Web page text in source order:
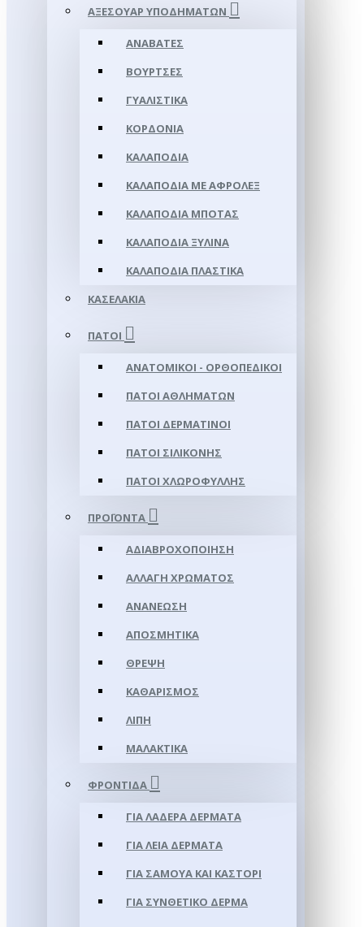
ΑΞΕΣΟΥΑΡ ΥΠΟΔΗΜΆΤΩΝ
ΑΝΑΒΆΤΕΣ
ΒΟΎΡΤΣΕΣ
ΓΥΑΛΙΣΤΙΚΆ
ΚΟΡΔΌΝΙΑ
ΚΑΛΑΠΌΔΙΑ
ΚΑΛΑΠΌΔΙΑ ΜΕ ΑΦΡΟΛΕΞ
ΚΑΛΑΠΌΔΙΑ ΜΠΌΤΑΣ
ΚΑΛΑΠΌΔΙΑ ΞΎΛΙΝΑ
ΚΑΛΑΠΌΔΙΑ ΠΛΑΣΤΙΚΆ
ΚΑΣΕΛΆΚΙΑ
ΠΆΤΟΙ
ΑΝΑΤΟΜΙΚΟΊ - ΟΡΘΟΠΕΔΙΚΟΊ
ΠΆΤΟΙ ΑΘΛΗΜΆΤΩΝ
ΠΆΤΟΙ ΔΕΡΜΆΤΙΝΟΙ
ΠΆΤΟΙ ΣΙΛΙΚΌΝΗΣ
ΠΆΤΟΙ ΧΛΩΡΟΦΎΛΛΗΣ
ΠΡΟΪΌΝΤΑ
ΑΔΙΑΒΡΟΧΟΠΟΊΗΣΗ
ΑΛΛΑΓΉ ΧΡΏΜΑΤΟΣ
ΑΝΑΝΈΩΣΗ
ΑΠΟΣΜΗΤΙΚΆ
ΘΡΈΨΗ
ΚΑΘΑΡΙΣΜΌΣ
ΛΊΠΗ
ΜΑΛΑΚΤΙΚΆ
ΦΡΟΝΤΊΔΑ
ΓΙΑ ΛΑΔΕΡΆ ΔΈΡΜΑΤΑ
ΓΙΑ ΛΕΊΑ ΔΈΡΜΑΤΑ
ΓΙΑ ΣΑΜΟΥΑ ΚΑΙ ΚΑΣΤΌΡΙ
ΓΙΑ ΣΥΝΘΕΤΙΚΌ ΔΈΡΜΑ